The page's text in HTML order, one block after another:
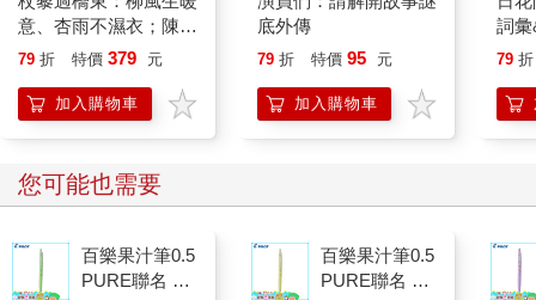
意、杏雨不濕衣；陳亮
恭談以心轉境的適齡漫
79 折 特價 379 元
加入購物車
底外傳
79 折 特價 95 元
加入購物車
詞
79 折
您可能也需要
百樂果汁筆0.5
PURE聯名 麝
百樂果汁筆0.5
PURE聯名 檸